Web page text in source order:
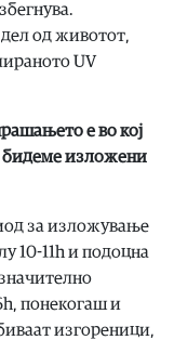
од животот,
UV
е во кој
бидеме изложени
за изложување
10-11h и подоцна
понекогаш и
изгореници,